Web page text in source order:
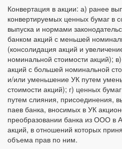
Конвертация в акции: а) ранее
конвертируемых ценных бумаг в
выпуска и нормами
банком акций с меньшей
(консолидация акций и
номинальной стоимости акций);
акций с большей номинальной
и/или уменьшение УК путем
стоимости акций); г) ценных
путем слияния, присоединения,
паев банка, вносимых в УК
преобразовании банка из ООО
акций, в отношений которых
объема прав по ним.